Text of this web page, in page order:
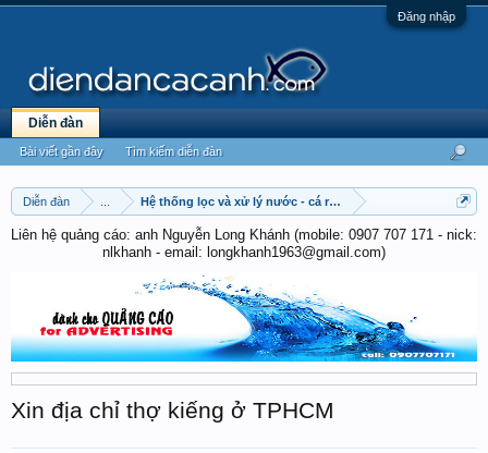
Đăng nhập
Diễn đàn Hệ thống lọc và xử lý nước - cá rồng
Liên hệ quảng cáo: anh Nguyễn Long Khánh (mobile: 0907 707 171 - nick:
nlkhanh - email: longkhanh1963@gmail.com)
Xin địa chỉ thợ kiếng ở TPHCM
Diễn đàn
Bài viết gần đây Tìm kiếm diễn đàn